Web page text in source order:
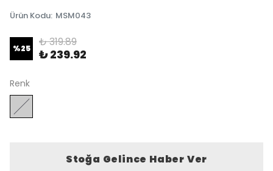
Ürün Kodu: MSM043
%25 ₺ 319.89
₺ 239.92
Renk
Stoğa Gelince Haber Ver